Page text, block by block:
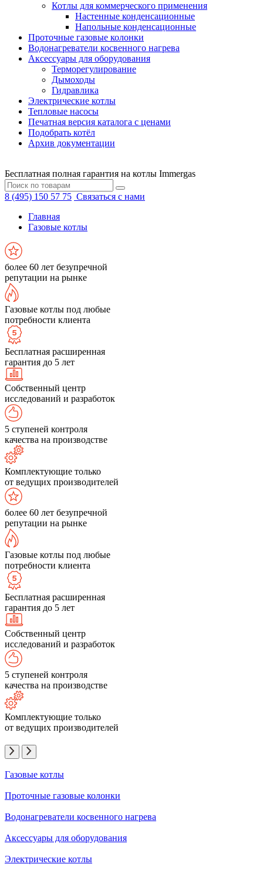
Котлы для коммерческого применения
Настенные конденсационные
Напольные конденсационные
Проточные газовые колонки
Водонагреватели косвенного нагрева
Аксессуары для оборудования
Терморегулирование
Дымоходы
Гидравлика
Электрические котлы
Тепловые насосы
Печатная версия каталога с ценами
Подобрать котёл
Архив документации
Бесплатная полная гарантия на котлы Immergas
8 (495) 150 57 75 Связаться с нами
Главная
Газовые котлы
более 60 лет безупречной
репутации на рынке
Газовые котлы под любые
потребности клиента
Бесплатная расширенная
гарантия до 5 лет
Собственный центр
исследований и разработок
5 ступеней контроля
качества на производстве
Комплектующие только
от ведущих производителей
более 60 лет безупречной
репутации на рынке
Газовые котлы под любые
потребности клиента
Бесплатная расширенная
гарантия до 5 лет
Собственный центр
исследований и разработок
5 ступеней контроля
качества на производстве
Комплектующие только
от ведущих производителей
Газовые котлы
Проточные газовые колонки
Водонагреватели косвенного нагрева
Аксессуары для оборудования
Электрические котлы